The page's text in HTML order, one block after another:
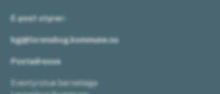
E-post styrer:
kgj@lorenskog.kommune.no
Postadresse
Eventyrstua barnehage